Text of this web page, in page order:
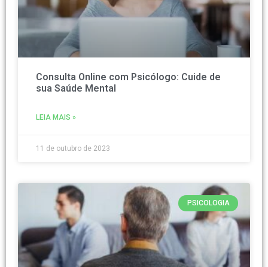
Consulta Online com Psicólogo: Cuide de
sua Saúde Mental
LEIA MAIS »
11 de outubro de 2023
PSICOLOGIA